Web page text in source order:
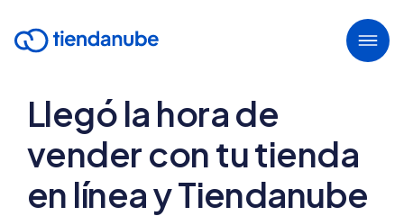
Llegó la hora de
vender con tu tienda
en línea y Tiendanube